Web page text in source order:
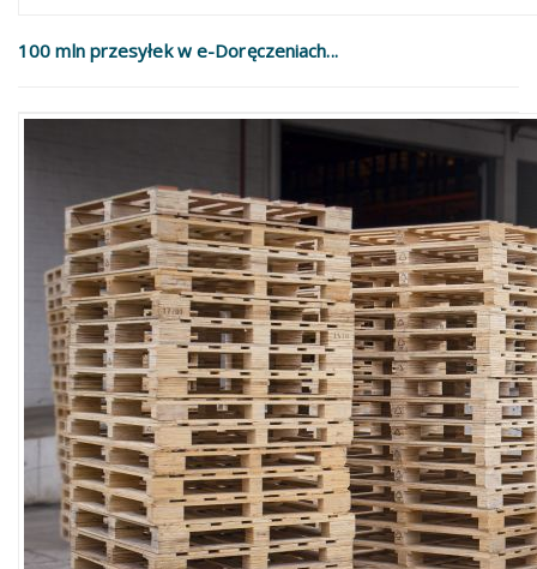
100 mln przesyłek w e-Doręczeniach...